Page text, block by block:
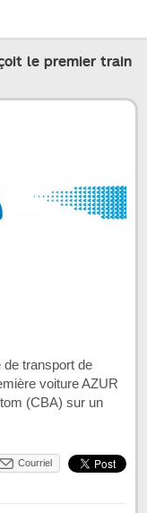
le premier train
de transport de
voiture AZUR
(CBA) sur un
Courriel